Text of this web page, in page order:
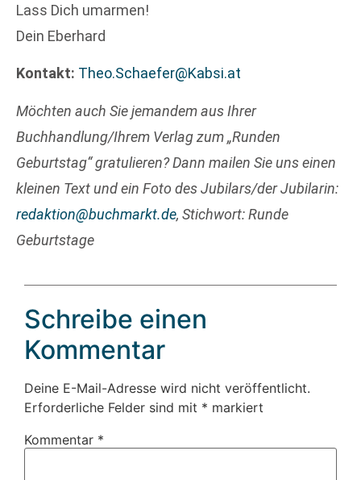
Lass Dich umarmen!
Dein Eberhard
Kontakt: Theo.Schaefer@Kabsi.at
Möchten auch Sie jemandem aus Ihrer
Buchhandlung/Ihrem Verlag zum „Runden
Geburtstag“ gratulieren? Dann mailen Sie uns einen
kleinen Text und ein Foto des Jubilars/der Jubilarin:
redaktion@buchmarkt.de, Stichwort: Runde
Geburtstage
Schreibe einen
Kommentar
Deine E-Mail-Adresse wird nicht veröffentlicht.
Erforderliche Felder sind mit * markiert
Kommentar *